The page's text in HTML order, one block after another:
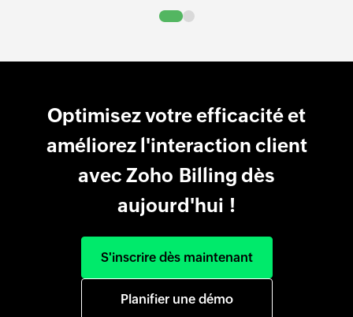
Optimisez votre efficacité et
améliorez l'interaction client
avec Zoho Billing dès
aujourd'hui !
S'inscrire dès maintenant
Planifier une démo